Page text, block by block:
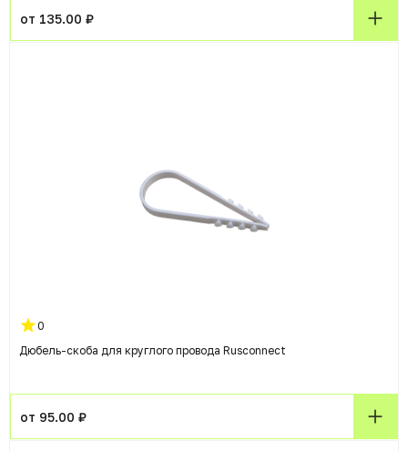
от 135.00 ₽
0
Дюбель-скоба для круглого провода Rusconnect
от 95.00 ₽